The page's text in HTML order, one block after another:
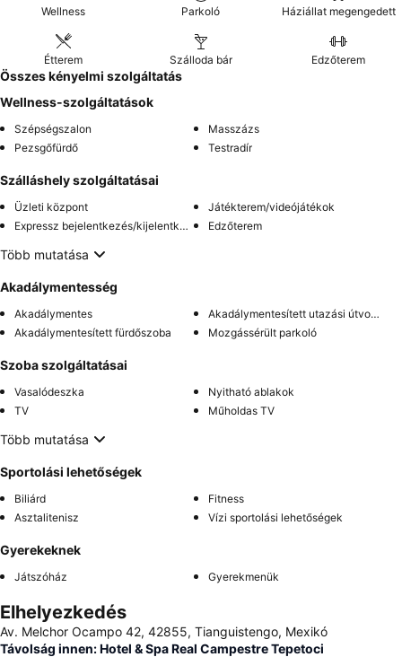
Wellness Parkoló Háziállat megengedett
Étterem Szálloda bár Edzőterem
Összes kényelmi szolgáltatás
Wellness-szolgáltatások
Szépségszalon
Masszázs
Pezsgőfürdő
Testradír
Szálláshely szolgáltatásai
Üzleti központ
Játékterem/videójátékok
Expressz bejelentkezés/kijelentkezés
Edzőterem
Több mutatása
Akadálymentesség
Akadálymentes
Akadálymentesített utazási útvonal
Akadálymentesített fürdőszoba
Mozgássérült parkoló
Szoba szolgáltatásai
Vasalódeszka
Nyitható ablakok
TV
Műholdas TV
Több mutatása
Sportolási lehetőségek
Biliárd
Fitness
Asztalitenisz
Vízi sportolási lehetőségek
Gyerekeknek
Játszóház Gyerekmenük
Elhelyezkedés
Av. Melchor Ocampo 42, 42855, Tianguistengo, Mexikó
Távolság innen: Hotel & Spa Real Campestre Tepetoci